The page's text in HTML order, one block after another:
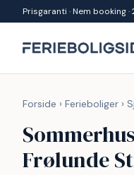
Spring til indhold
Prisgaranti · Nem booking
Forside › Ferieboliger ›
Frølunde